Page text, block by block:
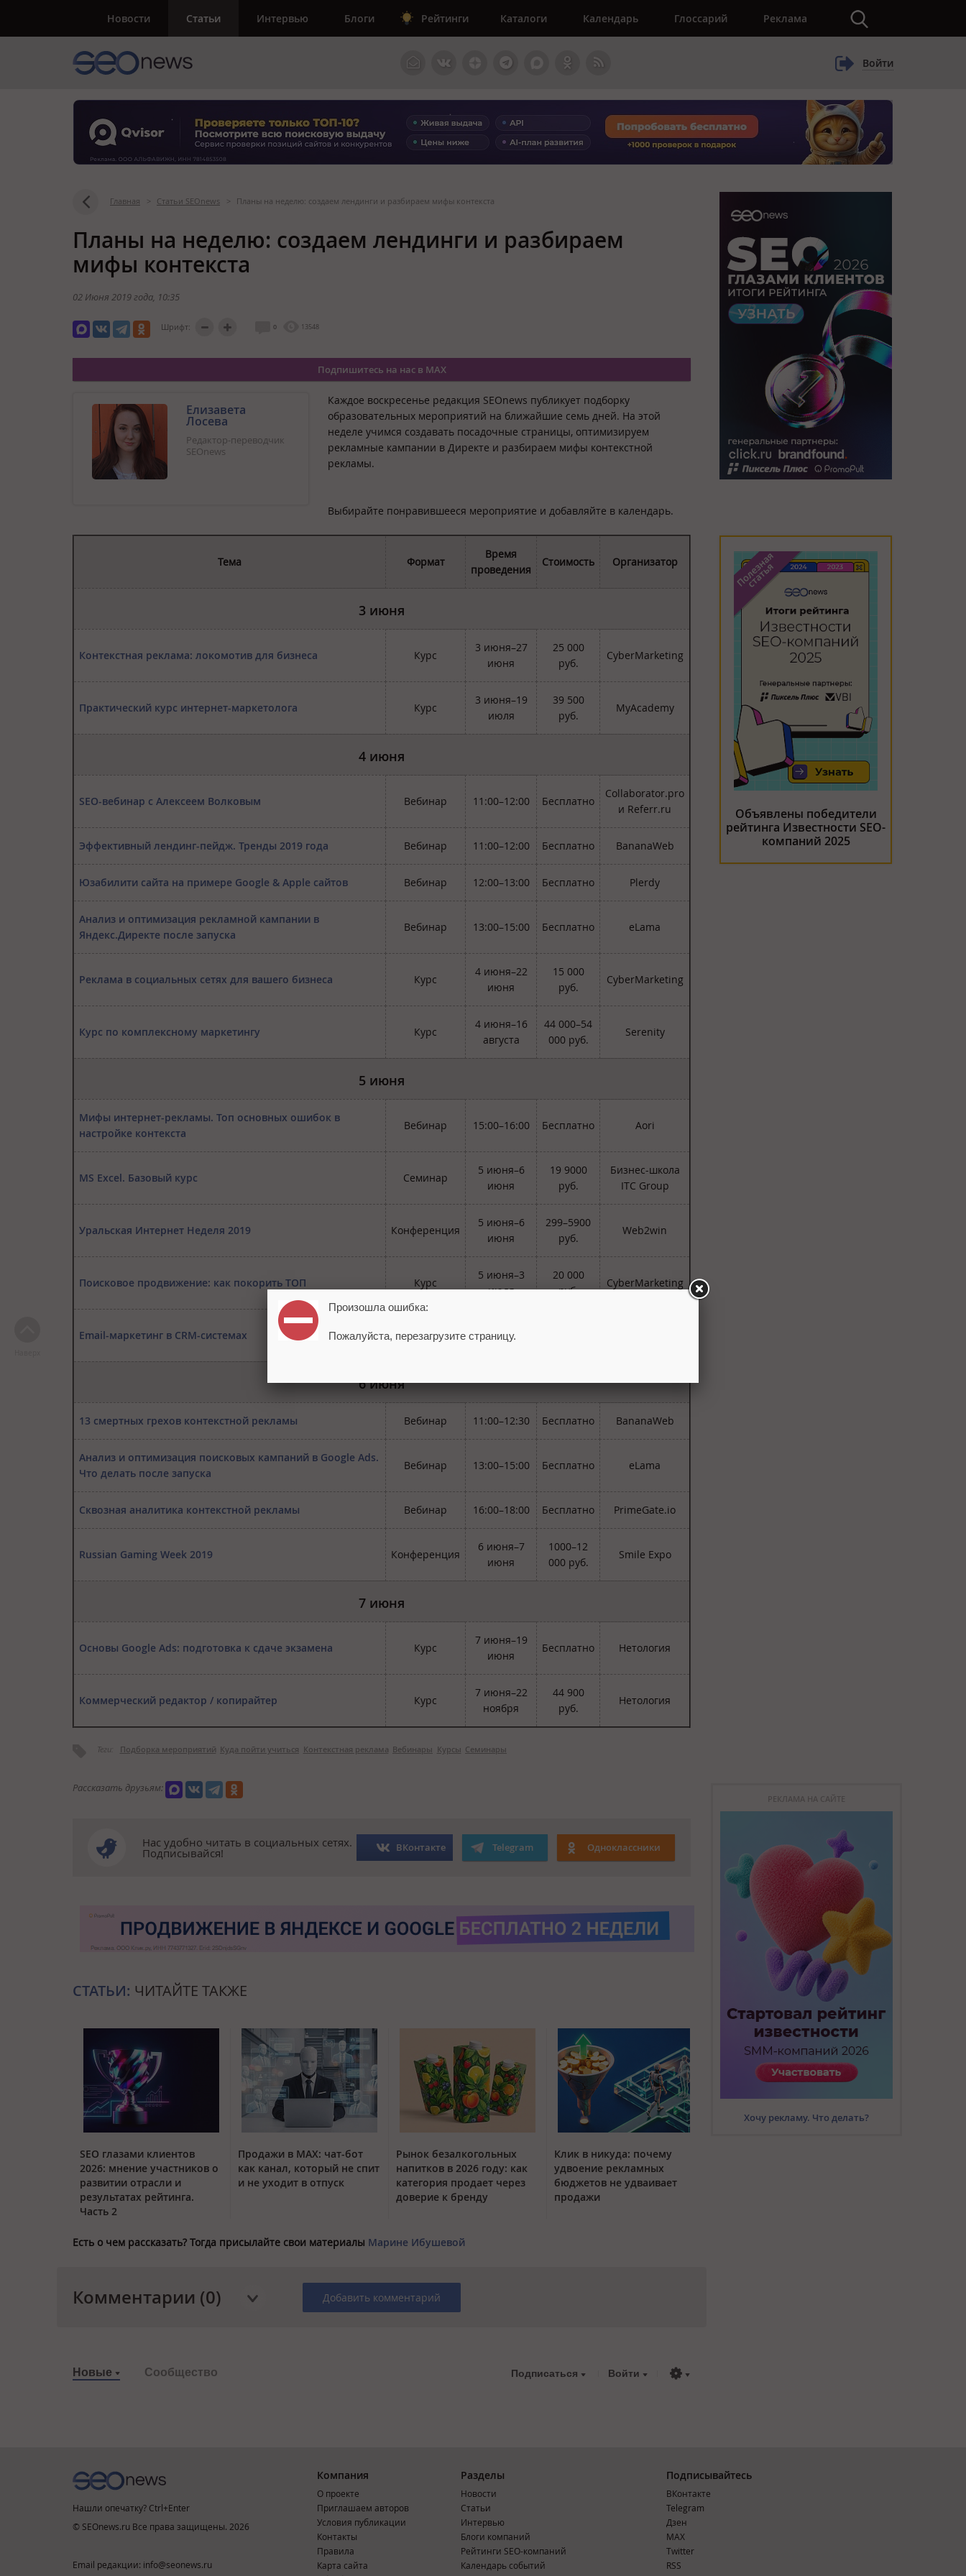
Новости Статьи Интервью Блоги Рейтинги Каталоги Календарь Глоссарий Реклама
Войти
Главная > Статьи SEOnews > Планы на неделю: создаем лендинги и разбираем мифы контекста
Планы на неделю: создаем лендинги и разбираем
мифы контекста
02 Июня 2019 года , 10:35
Шрифт: 0 13548
Подпишитесь на нас в MAX
Елизавета
Лосева
Редактор-переводчик
SEOnews
Каждое воскресенье редакция SEOnews публикует подборку
образовательных мероприятий на ближайшие семь дней. На этой
неделе учимся создавать посадочные страницы, оптимизируем
рекламные кампании в Директе и разбираем мифы контекстной
рекламы.
Выбирайте понравившееся мероприятие и добавляйте в календарь.
Тема Формат
Время
проведения
Стоимость Организатор
3 июня
Контекстная реклама: локомотив для бизнеса Курс
3 июня–27
июня
25 000
руб.
CyberMarketing
Практический курс интернет-маркетолога Курс
3 июня–19
июля
39 500
руб.
MyAcademy
4 июня
SEO-вебинар с Алексеем Волковым Вебинар 11:00–12:00 Бесплатно
Collaborator.pro
и Referr.ru
Эффективный лендинг-пейдж. Тренды 2019 года Вебинар 11:00–12:00 Бесплатно BananaWeb
Юзабилити сайта на примере Google & Apple сайтов Вебинар 12:00–13:00 Бесплатно Plerdy
Анализ и оптимизация рекламной кампании в
Яндекс.Директе после запуска
Вебинар 13:00–15:00 Бесплатно eLama
Реклама в социальных сетях для вашего бизнеса Курс
4 июня–22
июня
15 000
руб.
CyberMarketing
Курс по комплексному маркетингу Курс
4 июня–16
августа
44 000–54
000 руб.
Serenity
5 июня
Мифы интернет-рекламы. Топ основных ошибок в
настройке контекста
Вебинар 15:00–16:00 Бесплатно Aori
MS Excel. Базовый курс Семинар
5 июня–6
июня
19 9000
руб.
Бизнес-школа
ITC Group
Уральская Интернет Неделя 2019 Конференция
5 июня–6
июня
299–5900
руб.
Web2win
Поисковое продвижение: как покорить ТОП Курс
5 июня–3
июля
20 000
руб.
CyberMarketing
Email-маркетинг в CRM-системах Курс
августа
6 июня
13 смертных грехов контекстной рекламы Вебинар 11:00–12:30 Бесплатно BananaWeb
Анализ и оптимизация поисковых кампаний в Google Ads.
Что делать после запуска
Вебинар 13:00–15:00 Бесплатно eLama
Сквозная аналитика контекстной рекламы Вебинар 16:00–18:00 Бесплатно PrimeGate.io
Russian Gaming Week 2019 Конференция
6 июня–7
июня
1000–12
000 руб.
Smile Expo
7 июня
Основы Google Ads: подготовка к сдаче экзамена Курс
7 июня–19
июня
Бесплатно Нетология
Коммерческий редактор / копирайтер Курс
7 июня–22
ноября
44 900
руб.
Нетология
Теги: Подборка мероприятий Куда пойти учиться Контекстная реклама Вебинары Курсы Семинары
Рассказать друзьям:
Нас удобно читать в социальных сетях.
Подписывайся! ВКонтакте Telegram Одноклассники
СТАТЬИ: ЧИТАЙТЕ ТАКЖЕ
SEO глазами клиентов
2026: мнение участников о
развитии отрасли и
результатах рейтинга.
Часть 2
Продажи в MAX: чат-бот
как канал, который не спит
и не уходит в отпуск
Рынок безалкогольных
напитков в 2026 году: как
категория продает через
доверие к бренду
Клик в никуда: почему
удвоение рекламных
бюджетов не удваивает
продажи
Есть о чем рассказать? Тогда присылайте свои материалы Марине Ибушевой
Комментарии (0) Добавить комментарий
Новые Сообщество Подписаться Войти
РЕКЛАМА НА САЙТЕ
Хочу рекламу. Что делать?
Объявлены победители
рейтинга Известности SEO-
компаний 2025
Нашли опечатку? Ctrl+Enter
© SEOnews.ru Все права защищены. 2026
Email редакции: info@seonews.ru
Компания
О проекте
Приглашаем авторов
Условия публикации
Контакты
Правила
Карта сайта
Разделы
Новости
Статьи
Интервью
Блоги компаний
Рейтинги SEO-компаний
Календарь событий
Подписывайтесь
ВКонтакте
Telegram
Дзен
MAX
Тwitter
RSS
Произошла ошибка:
Пожалуйста, перезагрузите страницу.